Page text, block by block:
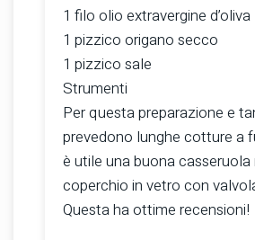
1 filo olio extravergine d’oliva
1 pizzico origano secco
1 pizzico sale
Strumenti
Per questa preparazione e
prevedono lunghe cotture a
è utile una buona casseruola
coperchio in vetro con
Questa ha ottime recensioni!